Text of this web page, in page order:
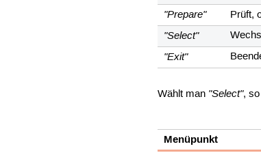
"Prepare" Prüft,
"Select"
"Exit"
Wählt man "Select",
Menüpunkt